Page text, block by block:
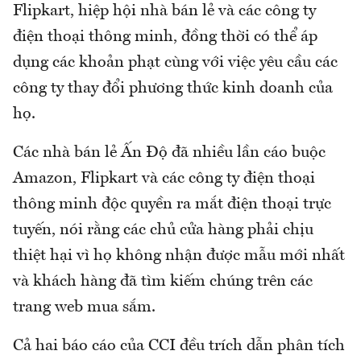
Flipkart, hiệp hội nhà bán lẻ và các công ty
điện thoại thông minh, đồng thời có thể áp
dụng các khoản phạt cùng với việc yêu cầu các
công ty thay đổi phương thức kinh doanh của
họ.
Các nhà bán lẻ Ấn Độ đã nhiều lần cáo buộc
Amazon, Flipkart và các công ty điện thoại
thông minh độc quyền ra mắt điện thoại trực
tuyến, nói rằng các chủ cửa hàng phải chịu
thiệt hại vì họ không nhận được mẫu mới nhất
và khách hàng đã tìm kiếm chúng trên các
trang web mua sắm.
Cả hai báo cáo của CCI đều trích dẫn phân tích